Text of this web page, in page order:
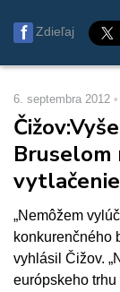
Zdieľaj
6. septembra 2012
Bruselom
„Nemôžem
konkurenčného
vyhlásil Čižov.
európskeho